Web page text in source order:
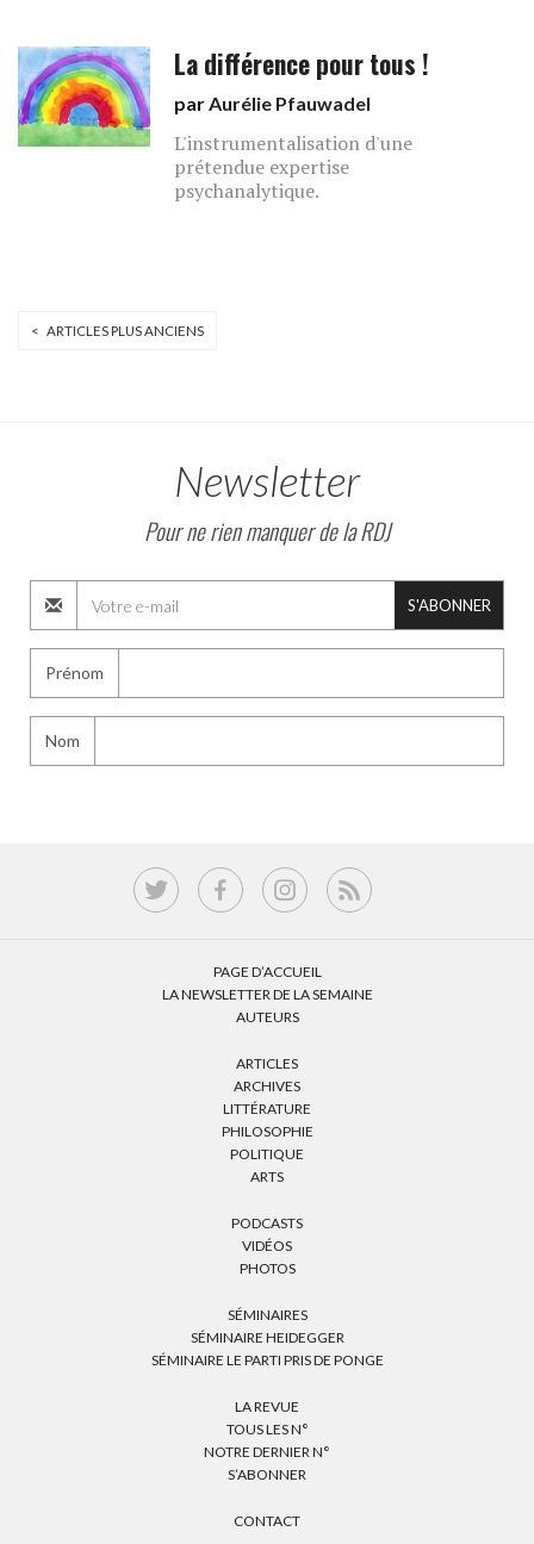
La différence pour tous !
parAurélie Pfauwadel
L'instrumentalisation d'une
prétendue expertise
psychanalytique.
< ARTICLES PLUS ANCIENS
Newsletter
Pour ne rien manquer de la RDJ
S'ABONNER
Prénom
Nom
PAGE D’ACCUEIL
LA NEWSLETTER DE LA SEMAINE
AUTEURS
ARTICLES
ARCHIVES
LITTÉRATURE
PHILOSOPHIE
POLITIQUE
ARTS
PODCASTS
VIDÉOS
PHOTOS
SÉMINAIRES
SÉMINAIRE HEIDEGGER
SÉMINAIRE LE PARTI PRIS DE PONGE
LA REVUE
TOUS LES N°
NOTRE DERNIER N°
S’ABONNER
CONTACT